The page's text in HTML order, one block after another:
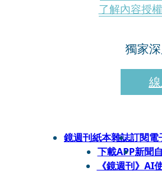
了解內容授
獨家
鏡週刊紙本雜誌訂閱電
下載APP新聞
《鏡週刊》AI